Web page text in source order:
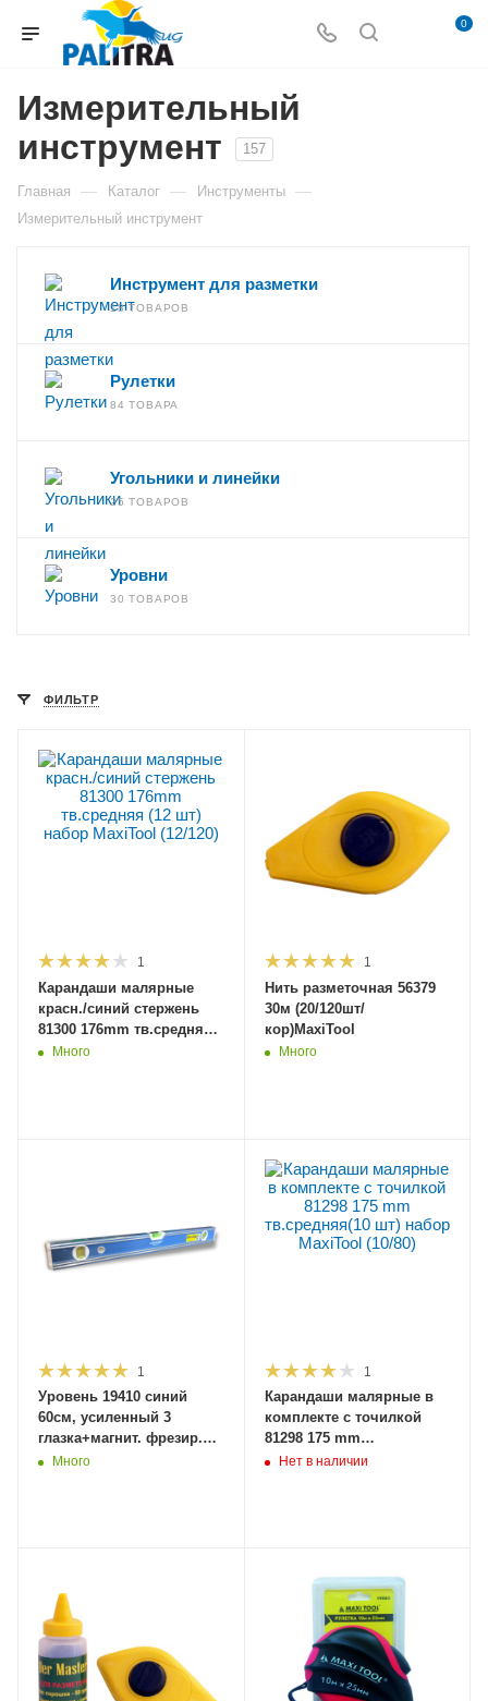
0
Измерительный
инструмент
157
Главная — Каталог — Инструменты —
Измерительный инструмент
Инструмент для разметки
18 ТОВАРОВ
Рулетки
84 ТОВАРА
Угольники и линейки
25 ТОВАРОВ
Уровни
30 ТОВАРОВ
ФИЛЬТР
1
Карандаши малярные
красн./синий стержень
81300 176mm тв.средняя
(12 шт) набор MaxiTool
Много
1
Нить разметочная 56379
30м (20/120шт/
кор)MaxiTool
Много
1
Уровень 19410 синий
60см, усиленный 3
глазка+магнит. фрезир.
грани (60)MaxiTool
Много
1
Карандаши малярные в
комплекте с точилкой
81298 175 mm
тв.средняя(10 шт) набор
Нет в наличии